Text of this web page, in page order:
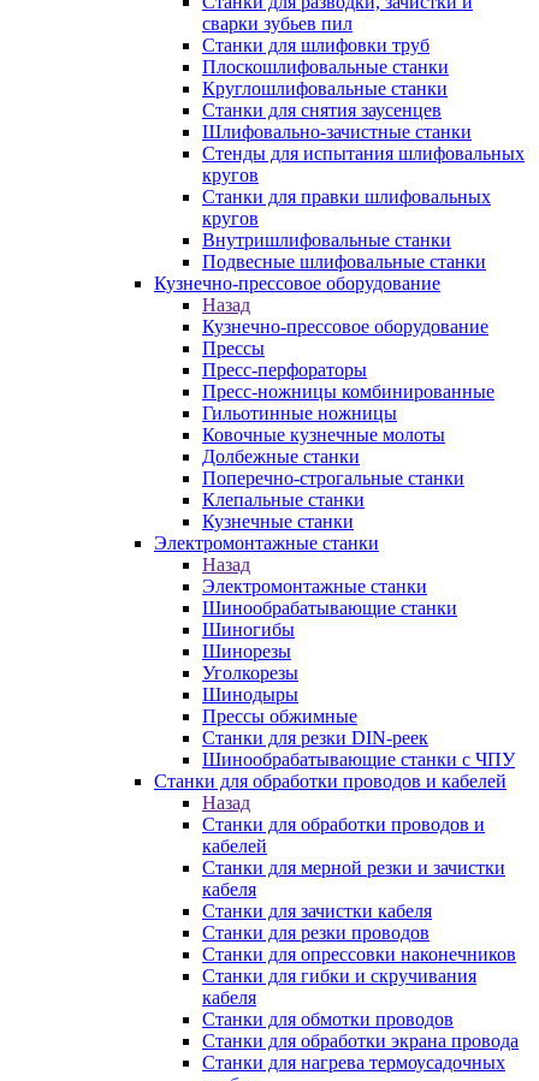
сварки зубьев пил
Станки для шлифовки труб
Плоскошлифовальные станки
Круглошлифовальные станки
Станки для снятия заусенцев
Шлифовально-зачистные станки
Стенды для испытания шлифовальных
кругов
Станки для правки шлифовальных
кругов
Внутришлифовальные станки
Подвесные шлифовальные станки
Кузнечно-прессовое оборудование
Назад
Кузнечно-прессовое оборудование
Прессы
Пресс-перфораторы
Пресс-ножницы комбинированные
Гильотинные ножницы
Ковочные кузнечные молоты
Долбежные станки
Поперечно-строгальные станки
Клепальные станки
Кузнечные станки
Электромонтажные станки
Назад
Электромонтажные станки
Шинообрабатывающие станки
Шиногибы
Шинорезы
Уголкорезы
Шинодыры
Прессы обжимные
Станки для резки DIN-реек
Шинообрабатывающие станки с ЧПУ
Станки для обработки проводов и кабелей
Назад
Станки для обработки проводов и
кабелей
Станки для мерной резки и зачистки
кабеля
Станки для зачистки кабеля
Станки для резки проводов
Станки для опрессовки наконечников
Станки для гибки и скручивания
кабеля
Станки для обмотки проводов
Станки для обработки экрана провода
Станки для нагрева термоусадочных